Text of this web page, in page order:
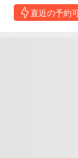
直近の予約